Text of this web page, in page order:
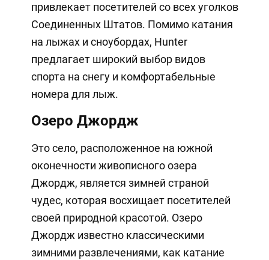
привлекает посетителей со всех уголков
Соединенных Штатов. Помимо катания
на лыжах и сноубордах, Hunter
предлагает широкий выбор видов
спорта на снегу и комфортабельные
номера для лыж.
Озеро Джордж
Это село, расположенное на южной
оконечности живописного озера
Джордж, является зимней страной
чудес, которая восхищает посетителей
своей природной красотой. Озеро
Джордж известно классическими
зимними развлечениями, как катание